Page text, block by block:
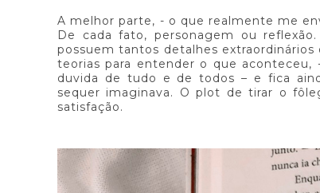
A melhor parte, - o que realmente me
De cada fato, personagem ou
possuem tantos detalhes
teorias para entender o que
duvida de tudo e de todos – e fica
sequer imaginava. O plot de tirar o
satisfação.